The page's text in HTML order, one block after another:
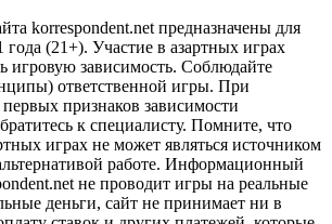
korrespondent.net предназначены для
года (21+). Участие в азартных играх
игровую зависимость. Соблюдайте
ответственной игры. При
признаков зависимости
к специалисту. Помните, что
играх не может являться источником
работе. Информационный
не проводит игры на реальные
деньги, сайт не принимает ни в